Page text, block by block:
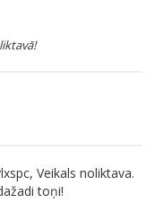
Veikals noliktava.
toņi!